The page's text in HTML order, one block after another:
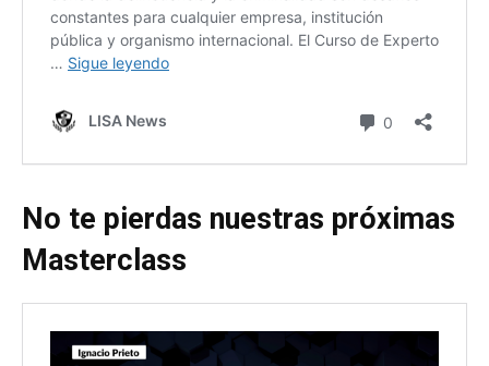
No te pierdas nuestras próximas
Masterclass